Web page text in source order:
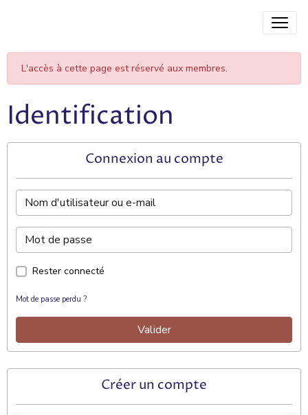
L'accès à cette page est réservé aux membres.
Identification
Connexion au compte
Rester connecté
Mot de passe perdu ?
Valider
Créer un compte